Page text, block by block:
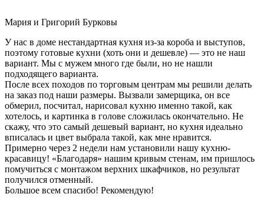
Мария и Григорий Бурковы
У нас в доме нестандартная кухня из-за короба и выступов,
поэтому готовые кухни (хоть они и дешевле) — это не наш
вариант. Мы с мужем много где были, но не нашли
подходящего варианта.
После всех походов по торговым центрам мы решили делать
на заказ под наши размеры. Вызвали замерщика, он все
обмерил, посчитал, нарисовал кухню именно такой, как
хотелось, и картинка в голове сложилась окончательно. Не
скажу, что это самый дешевый вариант, но кухня идеально
вписалась и цвет выбрала такой, как мне нравится.
Примерно через 2 недели нам установили нашу кухню-
красавицу! «Благодаря» нашим кривым стенам, им пришлось
помучиться с монтажом верхних шкафчиков, но результат
получился отменный.
Большое всем спасибо! Рекомендую!